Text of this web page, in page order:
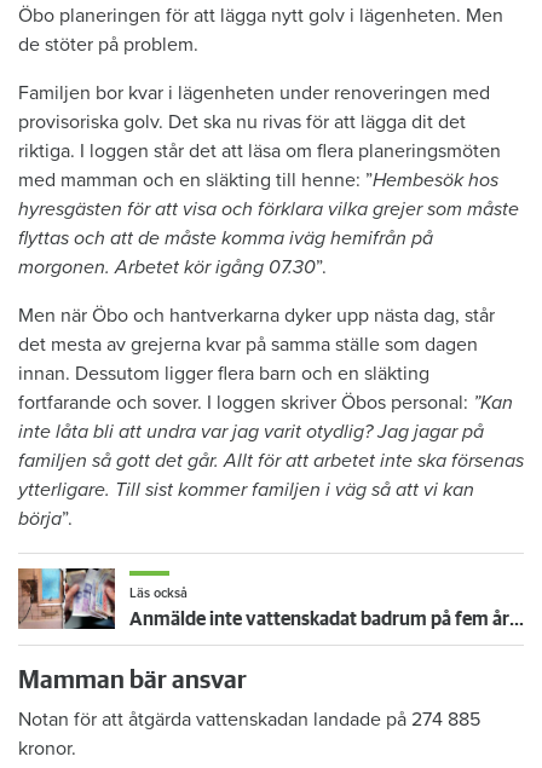
Öbo planeringen för att lägga nytt golv i lägenheten. Men
de stöter på problem.
Familjen bor kvar i lägenheten under renoveringen med
provisoriska golv. Det ska nu rivas för att lägga dit det
riktiga. I loggen står det att läsa om flera planeringsmöten
med mamman och en släkting till henne: ”Hembesök hos
hyresgästen för att visa och förklara vilka grejer som måste
flyttas och att de måste komma iväg hemifrån på
morgonen. Arbetet kör igång 07.30”.
Men när Öbo och hantverkarna dyker upp nästa dag, står
det mesta av grejerna kvar på samma ställe som dagen
innan. Dessutom ligger flera barn och en släkting
fortfarande och sover. I loggen skriver Öbos personal: ”Kan
inte låta bli att undra var jag varit otydlig? Jag jagar på
familjen så gott det går. Allt för att arbetet inte ska försenas
ytterligare. Till sist kommer familjen i väg så att vi kan
börja”.
Läs också
Anmälde inte vattenskadat badrum på fem år – krävs på 125 000 kronor
Mamman bär ansvar
Notan för att åtgärda vattenskadan landade på 274 885
kronor.